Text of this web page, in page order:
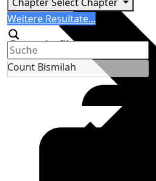
Search
Weitere Resultate...
Generic filters
Count Bismilah